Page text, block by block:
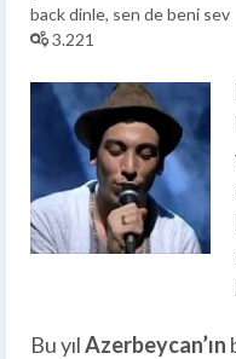
back dinle, sen de beni sev
3.221
Bu yılAzerbeycan’ın